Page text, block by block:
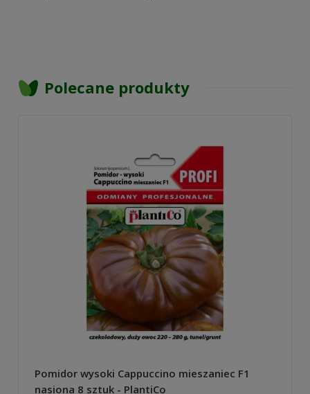
Polecane produkty
Pomidor wysoki Cappuccino mieszaniec F1
nasiona 8 sztuk - PlantiCo